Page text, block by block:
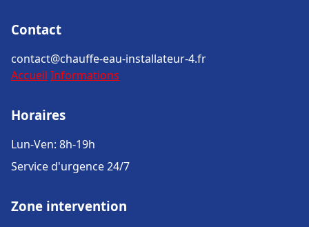
Contact
contact@chauffe-eau-installateur-4.fr
Accueil Informations
Horaires
Lun-Ven: 8h-19h
Service d'urgence 24/7
Zone intervention